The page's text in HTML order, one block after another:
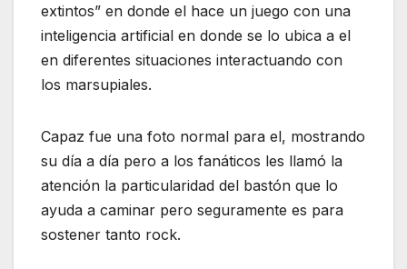
extintos” en donde el hace un juego con una
inteligencia artificial en donde se lo ubica a el
en diferentes situaciones interactuando con
los marsupiales.
Capaz fue una foto normal para el, mostrando
su día a día pero a los fanáticos les llamó la
atención la particularidad del bastón que lo
ayuda a caminar pero seguramente es para
sostener tanto rock.